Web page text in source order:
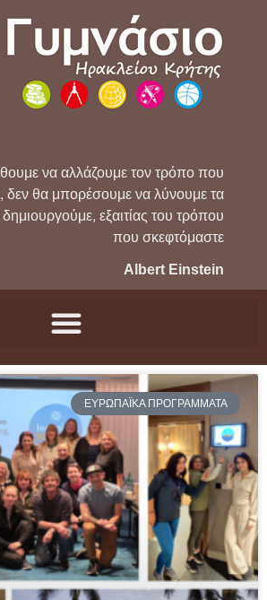
να αλλάζουμε τον τρόπο που
δεν θα μπορέσουμε να λύνουμε τα
εξαιτίας του τρόπου
που σκεφτόμαστε
Albert Einstein
ΕΥΡΩΠΑΪΚΑ ΠΡΟΓΡΑΜΜΑΤΑ